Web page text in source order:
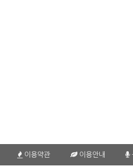
이용약관 이용안내